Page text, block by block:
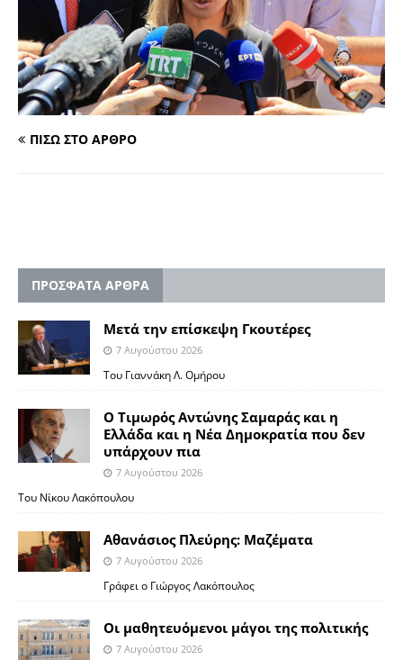
ΠΙΣΩ ΣΤΟ ΑΡΘΡΟ
ΠΡΟΣΦΑΤΑ ΑΡΘΡΑ
Μετά την επίσκεψη Γκουτέρες
7 Αυγούστου 2026
Του Γιαννάκη Λ. Ομήρου
Ο Τιμωρός Αντώνης Σαμαράς και η
Ελλάδα και η Νέα Δημοκρατία που δεν
υπάρχουν πια
7 Αυγούστου 2026
Του Νίκου Λακόπουλου
Αθανάσιος Πλεύρης: Μαζέματα
7 Αυγούστου 2026
Γράφει ο Γιώργος Λακόπουλος
Οι μαθητευόμενοι μάγοι της πολιτικής
7 Αυγούστου 2026